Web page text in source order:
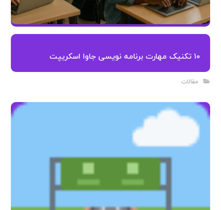
۱۰ تکنیک مهارت برنامه نویسی جاوا اسکریپت
مقالات